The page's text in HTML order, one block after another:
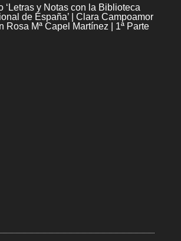
‘Letras y Notas con la Biblioteca
de España’ | Clara Campoamor
Rosa Mª Capel Martínez | 1ª Parte